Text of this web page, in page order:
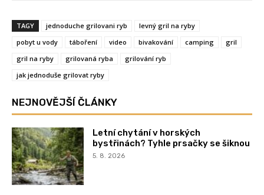
TAGY jednoduche grilovani ryb
levný gril na ryby
pobyt u vody
táboření video bivakování camping
gril
gril na ryby
grilovaná ryba
grilování ryb
jak jednoduše grilovat ryby
NEJNOVĚJŠÍ ČLÁNKY
Letní chytání v horských
bystřinách? Tyhle prsačky se šiknou
5. 8. 2026